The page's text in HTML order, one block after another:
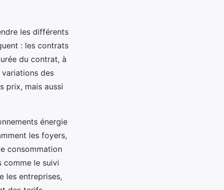
les différents
: les contrats
du contrat, à
variations des
prix, mais aussi
énergie
les foyers,
consommation
comme le suivi
les entreprises,